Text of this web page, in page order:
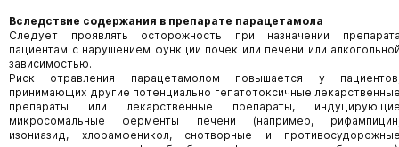
Вследствие содержания в препарате парацетамола
Следует проявлять осторожность при назначении
пациентам с нарушением функции почек или печени или
зависимостью.
Риск отравления парацетамолом повышается у
принимающих другие потенциально гепатотоксичные
препараты или лекарственные препараты,
микросомальные ферменты печени (например,
изониазид, хлорамфеникол, снотворные и